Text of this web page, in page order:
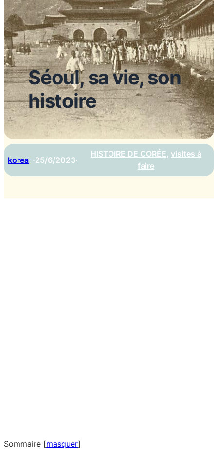
Séoul, sa vie, son
histoire
korea ·25/6/2023·
HISTOIRE DE CORÉE, visites à
faire
Sommaire [masquer]